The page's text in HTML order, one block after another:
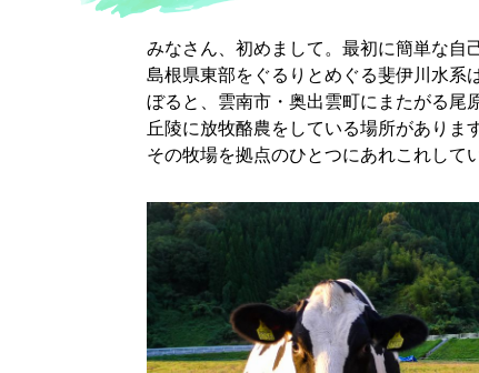
みなさん、初めまして。最初に簡単な自
島根県東部をぐるりとめぐる斐伊川水系
ぼると、雲南市・奥出雲町にまたがる尾
丘陵に放牧酪農をしている場所がありま
その牧場を拠点のひとつにあれこれして